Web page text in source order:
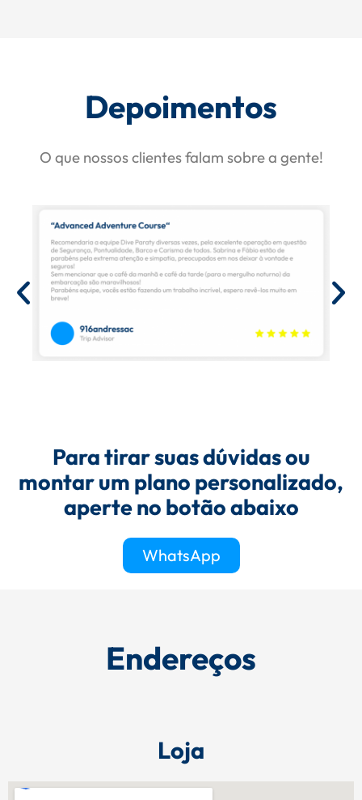
Depoimentos
O que nossos clientes falam sobre a gente!
Para tirar suas dúvidas ou
montar um plano personalizado,
aperte no botão abaixo
WhatsApp
Endereços
Loja